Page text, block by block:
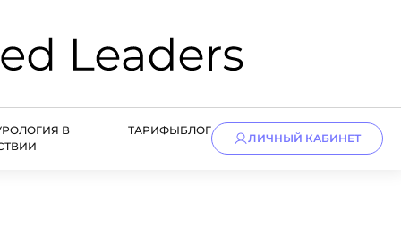
В
ТАРИФЫБЛОГ
ЛИЧНЫЙ КАБИНЕТ